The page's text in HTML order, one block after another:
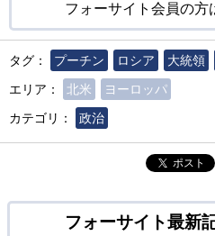
フォーサイト会員の方
タグ： プーチン ロシア 大統領
エリア：
北米
ヨーロッパ
カテゴリ：
政治
ポスト
フォーサイト最新